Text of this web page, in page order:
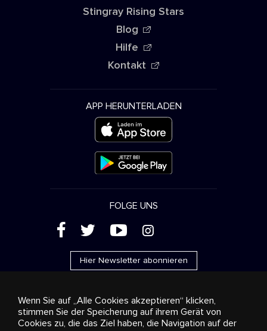
Stingray Rising Stars
Blog
Hilfe
Kontakt
APP HERUNTERLADEN
FOLGE UNS
( ' + &
Hier Newsletter abonnieren
Werbung Streaming und Vertrieb Konsumgüter
Wenn Sie auf „Alle Cookies akzeptieren“ klicken,
stimmen Sie der Speicherung auf ihrem Gerät von
Cookies zu, die das Ziel haben, die Navigation auf der